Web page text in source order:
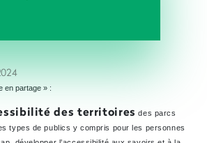
en partage » :
des territoires des parcs
types de publics y compris pour les personnes